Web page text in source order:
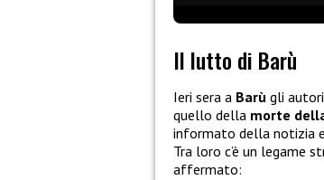
Il lutto di Barù
Ieri sera a Barù gli
quello della morte
informato della notizia
Tra loro c’è un legame
affermato: